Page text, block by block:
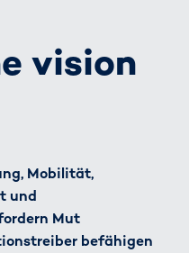
vision
Mobilität,
und
Mut
befähigen